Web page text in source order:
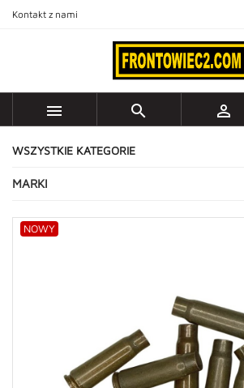
Kontakt z nami
  
WSZYSTKIE KATEGORIE
MARKI
NOWY